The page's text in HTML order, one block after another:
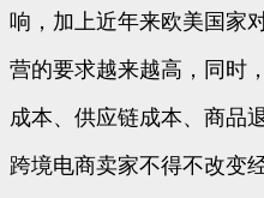
响，加上近年来欧美国家
营的要求越来越高，同时
成本、供应链成本、商品
跨境电商卖家不得不改变